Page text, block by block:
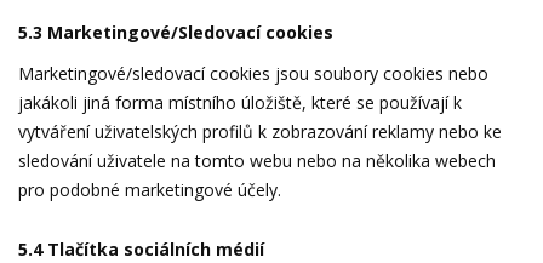
5.3 Marketingové/Sledovací cookies
Marketingové/sledovací cookies jsou soubory cookies nebo
jakákoli jiná forma místního úložiště, které se používají k
vytváření uživatelských profilů k zobrazování reklamy nebo ke
sledování uživatele na tomto webu nebo na několika webech
pro podobné marketingové účely.
5.4 Tlačítka sociálních médií